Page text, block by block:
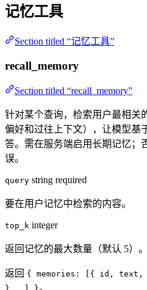
记忆工具
Section titled “记忆工具”
recall_memory
Section titled “recall_memory”
针对某个查询，检索用户最相关
偏好和过往上下文），让模型基
答。需在服务端启用长期记忆；
误。
query string required
要在用户记忆中检索的内容。
top_k integer
返回记忆的最大数量（默认 5）。
返回 { memories: [{ id, text,
。